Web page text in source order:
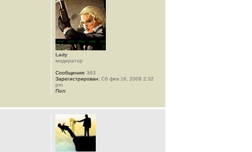
Lady
модератор
Сообщения: 363
Зарегистрирован: Сб фев 16, 2008 2:32
pm
Пол: